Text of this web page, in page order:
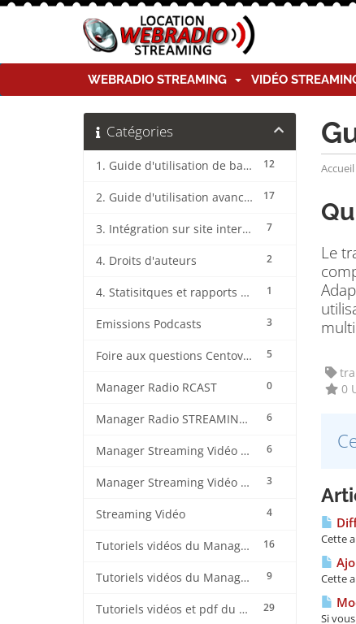
WEBRADIO STREAMING VIDÉO
Accueil
Catégories
12
1. Guide d'utilisation de base CentovaCast
17
2. Guide d'utilisation avancée CentovaCast
7
3. Intégration sur site internet CentovaCast
2
4. Droits d'auteurs
1
4. Statisitques et rapports CentovaCast
3
Emissions Podcasts
5
Foire aux questions CentovaCast
0
Manager Radio RCAST
6
Manager Radio STREAMING CENTER
6
Manager Streaming Vidéo TVMCP
3
Manager Streaming Vidéo VDO
4
Streaming Vidéo
16
Tutoriels vidéos du Manager Radio CentovaCast
9
Tutoriels vidéos du Manager Radio STREAMING CENTER
29
Tutoriels vidéos et pdf du CMS Radio Wordpress + OnAir2/Pro.Radio
Le
0
Cette
Cette
Si